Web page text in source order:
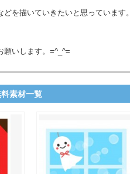
を描いていきたいと思っています。
願いします。=^_^=
素材一覧